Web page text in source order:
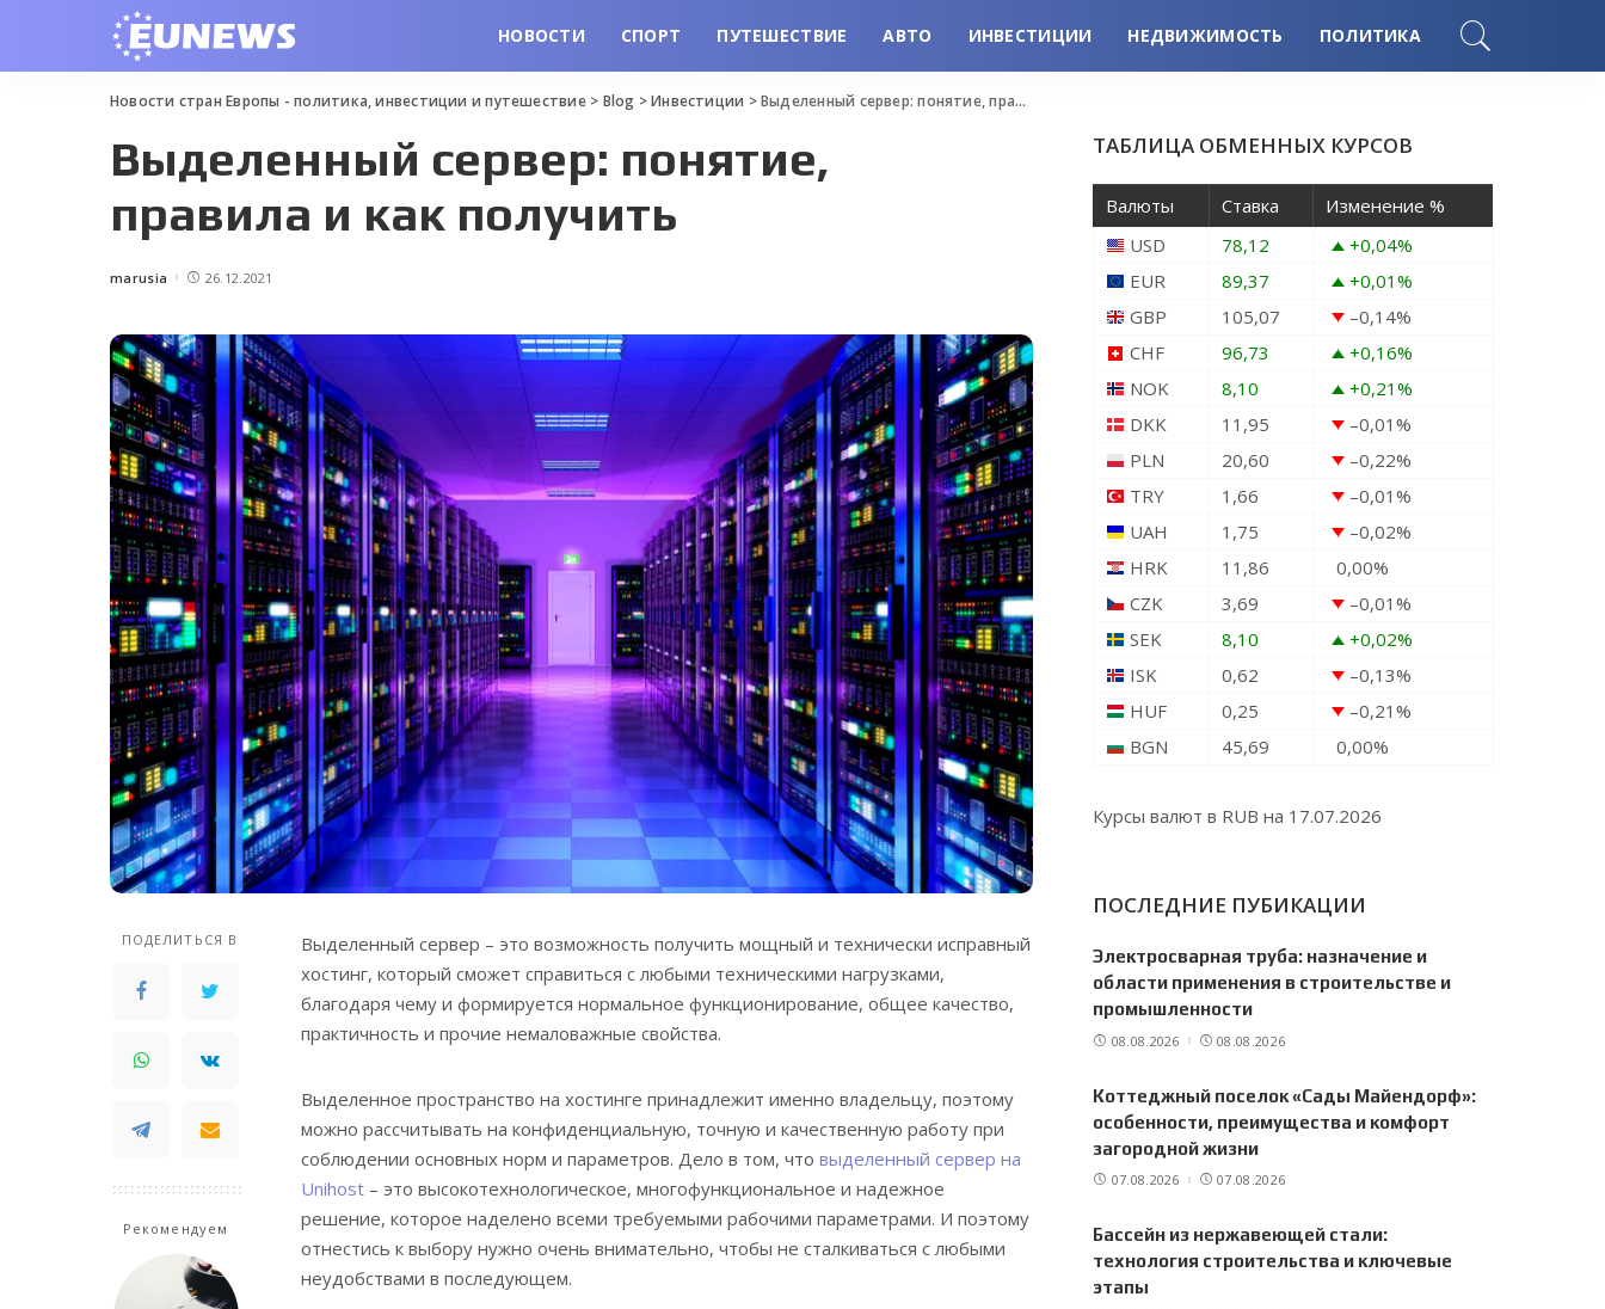
НОВОСТИ СПОРТ ПУТЕШЕСТВИЕ АВТО ИНВЕСТИЦИИ НЕДВИЖИМОСТЬ ПОЛИТИКА
Новости стран Европы - политика, инвестиции и путешествие> Blog >Инвестиции >Выделенный сервер: понятие, правила и как получить
Выделенный сервер: понятие,
правила и как получить
Posted
marusia 26.12.2021
ПОДЕЛИТЬСЯ В
Рекомендуем
Выделенный сервер – это возможность получить мощный и технически исправный
хостинг, который сможет справиться с любыми техническими нагрузками,
благодаря чему и формируется нормальное функционирование, общее качество,
практичность и прочие немаловажные свойства.
Выделенное пространство на хостинге принадлежит именно владельцу, поэтому
можно рассчитывать на конфиденциальную, точную и качественную работу при
соблюдении основных норм и параметров. Дело в том, что выделенный сервер на
Unihost – это высокотехнологическое, многофункциональное и надежное
решение, которое наделено всеми требуемыми рабочими параметрами. И поэтому
отнестись к выбору нужно очень внимательно, чтобы не сталкиваться с любыми
неудобствами в последующем.
ТАБЛИЦА ОБМЕННЫХ КУРСОВ
Валюты Ставка
Изменение %
USD
78,12 +0,04%
EUR
89,37 +0,01%
GBP
105,07 –0,14%
CHF
96,73 +0,16%
NOK
8,10 +0,21%
DKK
11,95 –0,01%
PLN
20,60 –0,22%
TRY
1,66 –0,01%
UAH
1,75 –0,02%
HRK
11,86 0,00%
CZK
3,69 –0,01%
SEK
8,10 +0,02%
ISK
0,62 –0,13%
HUF
0,25 –0,21%
BGN
45,69 0,00%
Курсы валют в RUB на 17.07.2026
ПОСЛЕДНИЕ ПУБИКАЦИИ
Электросварная труба: назначение и
области применения в строительстве и
промышленности
08.08.2026 08.08.2026
Коттеджный поселок «Сады Майендорф»:
особенности, преимущества и комфорт
загородной жизни
07.08.2026 07.08.2026
Бассейн из нержавеющей стали:
технология строительства и ключевые
этапы